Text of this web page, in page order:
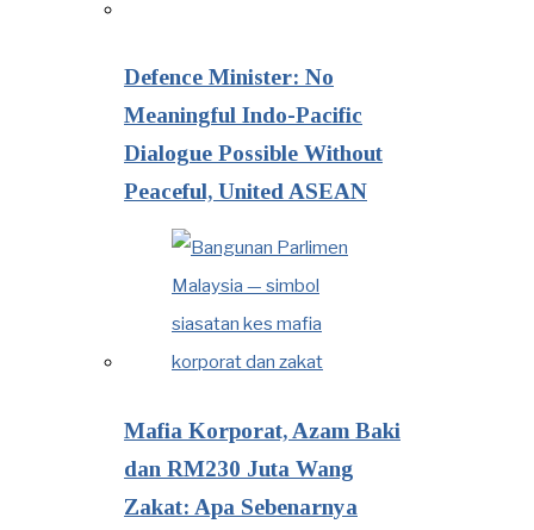
Defence Minister: No
Meaningful Indo-Pacific
Dialogue Possible Without
Peaceful, United ASEAN
Mafia Korporat, Azam Baki
dan RM230 Juta Wang
Zakat: Apa Sebenarnya